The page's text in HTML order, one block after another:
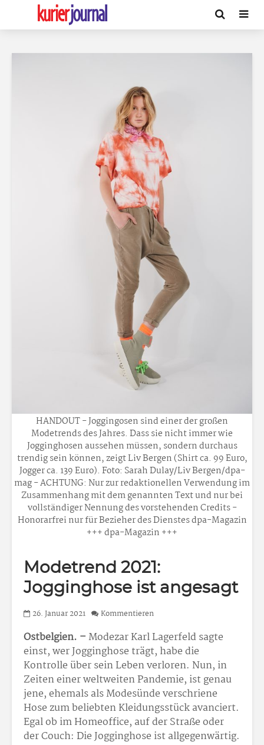
HANDOUT - Joggingosen sind einer der großen
Modetrends des Jahres. Dass sie nicht immer wie
Jogginghosen aussehen müssen, sondern durchaus
trendig sein können, zeigt Liv Bergen (Shirt ca. 99 Euro,
Jogger ca. 139 Euro). Foto: Sarah Dulay/Liv Bergen/dpa-
mag - ACHTUNG: Nur zur redaktionellen Verwendung im
Zusammenhang mit dem genannten Text und nur bei
vollständiger Nennung des vorstehenden Credits -
Honorarfrei nur für Bezieher des Dienstes dpa-Magazin
+++ dpa-Magazin +++
Modetrend 2021:
Jogginghose ist angesagt
26. Januar 2021 Kommentieren
Ostbelgien. –Modezar Karl Lagerfeld sagte
einst, wer Jogginghose trägt, habe die
Kontrolle über sein Leben verloren. Nun, in
Zeiten einer weltweiten Pandemie, ist genau
jene, ehemals als Modesünde verschriene
Hose zum beliebten Kleidungsstück avanciert.
Egal ob im Homeoffice, auf der Straße oder
der Couch: Die Jogginghose ist allgegenwärtig.